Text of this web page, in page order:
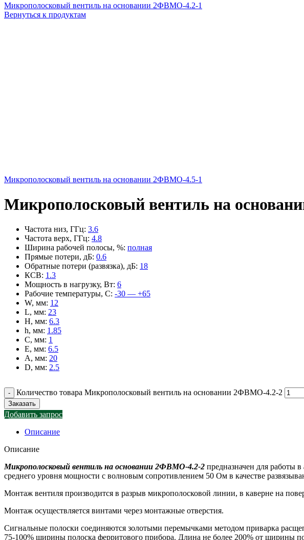
Микрополосковый вентиль на основании 2ФВМO-4.2-1
Вернуться к продуктам
Микрополосковый вентиль на основании 2ФВМO-4.5-1
Микрополосковый вентиль на
Частота низ, ГГц: 3.6
Частота верх, ГГц: 4.8
Ширина рабочей полосы, %: полная
Прямые потери, дБ: 0.6
Обратные потери (развязка), дБ: 18
КСВ: 1.3
Мощность в нагрузку, Вт: 6
Рабочие температуры, С: -30 — +65
W, мм: 12
L, мм: 23
H, мм: 6.3
h, мм: 1.85
C, мм: 1
E, мм: 6.5
A, мм: 20
D, мм: 2.5
Количество товара Микрополосковый вентиль на основании 2ФВМO-4.2-2
Заказать
Добавить запрос
Описание
Описание
Микрополосковый вентиль на основании 2ФВМO-4.2-2 предназначен для работы
среднего уровня мощности с волновым сопротивлением 50 Ом в качестве
Монтаж вентиля производится в разрыв микрополосковой линии, в каверне на
Монтаж осуществляется винтами через монтажные отверстия.
Сигнальные полоски соединяются золотыми перемычками методом приварка
75-100% ширины полоска ферритового прибора. Длина не более 200% от ширины